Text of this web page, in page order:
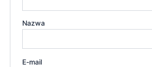
Nazwa
E-mail